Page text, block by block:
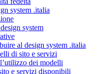
system .italia
system
al design system .italia
di sito e servizi
dei modelli
e servizi disponibili